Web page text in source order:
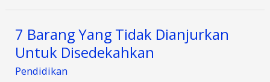
Akuntansi
UT
Universitas
Terbuka
7 Barang Yang Tidak Dianjurkan
Untuk Disedekahkan
Pendidikan